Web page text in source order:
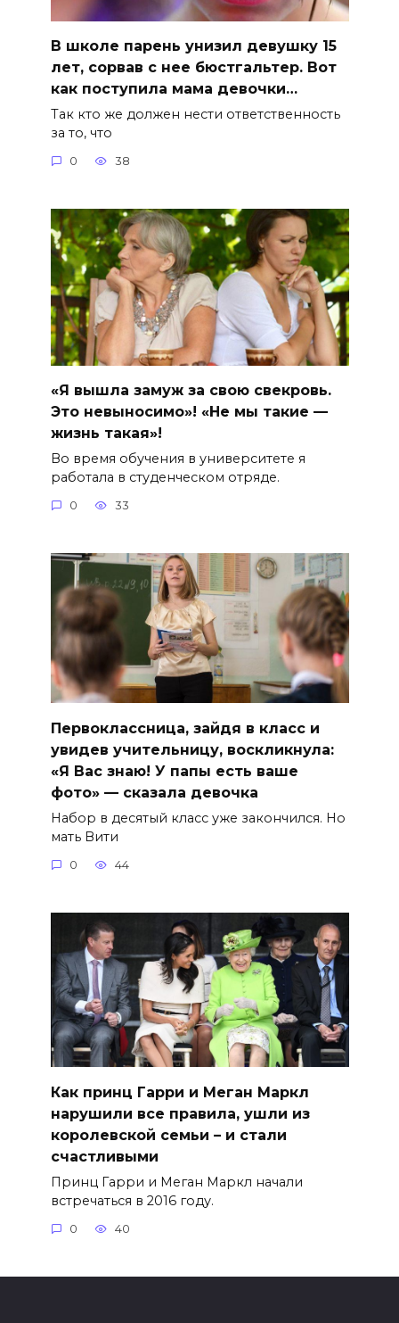
В школе парень унизил девушку 15
лет, сорвав с нее бюстгальтер. Вот
как поступила мама девочки…
Так кто же должен нести ответственность
за то, что
0 38
«Я вышла замуж за свою свекровь.
Это невыносимо»! «Не мы такие —
жизнь такая»!
Во время обучения в университете я
работала в студенческом отряде.
0 33
Первоклассница, зайдя в класс и
увидев учительницу, воскликнула:
«Я Вас знаю! У папы есть ваше
фото» — сказала девочка
Набор в десятый класс уже закончился. Но
мать Вити
0 44
Как принц Гарри и Меган Маркл
нарушили все правила, ушли из
королевской семьи – и стали
счастливыми
Принц Гарри и Меган Маркл начали
встречаться в 2016 году.
0 40